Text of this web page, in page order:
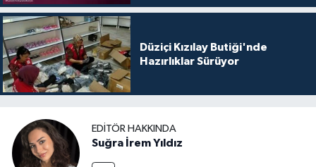
Düziçi Kızılay Butiği'nde
Hazırlıklar Sürüyor
EDITÖR HAKKINDA
Suğra İrem Yıldız